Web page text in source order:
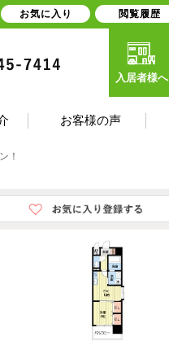
入居者様へ
お客様の声
！
お気に入り 閲覧履歴